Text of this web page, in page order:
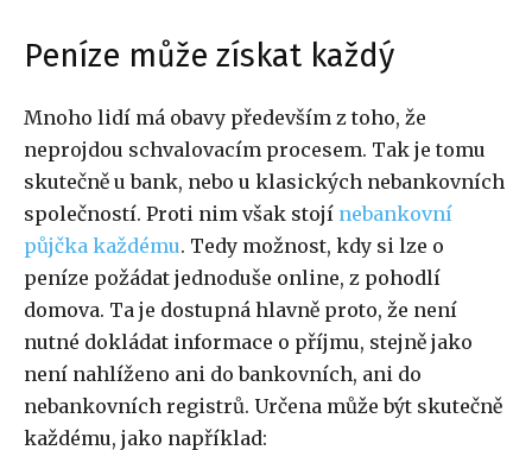
Peníze může získat každý
Mnoho lidí má obavy především z toho, že
neprojdou schvalovacím procesem. Tak je tomu
skutečně u bank, nebo u klasických nebankovních
společností. Proti nim však stojí nebankovní
půjčka každému. Tedy možnost, kdy si lze o
peníze požádat jednoduše online, z pohodlí
domova. Ta je dostupná hlavně proto, že není
nutné dokládat informace o příjmu, stejně jako
není nahlíženo ani do bankovních, ani do
nebankovních registrů. Určena může být skutečně
každému, jako například: